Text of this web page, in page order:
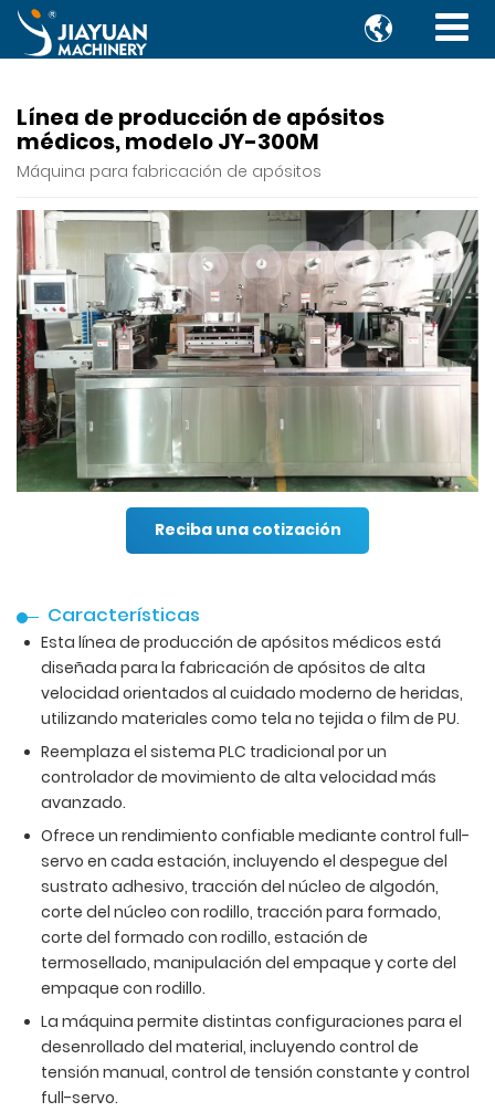

Línea de producción de apósitos
médicos, modelo JY-300M
Máquina para fabricación de apósitos
Reciba una cotización
Características
Esta línea de producción de apósitos médicos está
diseñada para la fabricación de apósitos de alta
velocidad orientados al cuidado moderno de heridas,
utilizando materiales como tela no tejida o film de PU.
Reemplaza el sistema PLC tradicional por un
controlador de movimiento de alta velocidad más
avanzado.
Ofrece un rendimiento confiable mediante control full-
servo en cada estación, incluyendo el despegue del
sustrato adhesivo, tracción del núcleo de algodón,
corte del núcleo con rodillo, tracción para formado,
corte del formado con rodillo, estación de
termosellado, manipulación del empaque y corte del
empaque con rodillo.
La máquina permite distintas configuraciones para el
desenrollado del material, incluyendo control de
tensión manual, control de tensión constante y control
full-servo.